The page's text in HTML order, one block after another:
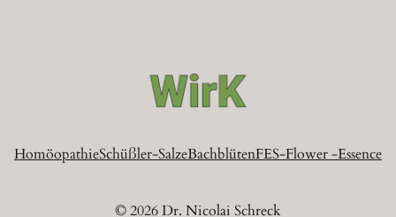
HomöopathieSchüßler-SalzeBachblütenFES-Flower -Essence
© 2026 Dr. Nicolai Schreck